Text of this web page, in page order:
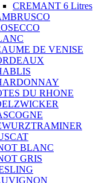
CREMANT 6 Litres
DE VENISE
DU RHONE
BLANC
GRIS